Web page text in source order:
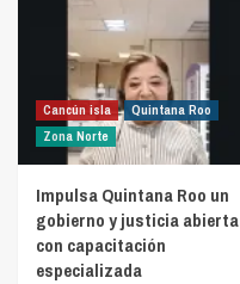
Cancún isla
Quintana Roo
Zona Norte
Impulsa Quintana Roo un
gobierno y justicia abierta
con capacitación
especializada